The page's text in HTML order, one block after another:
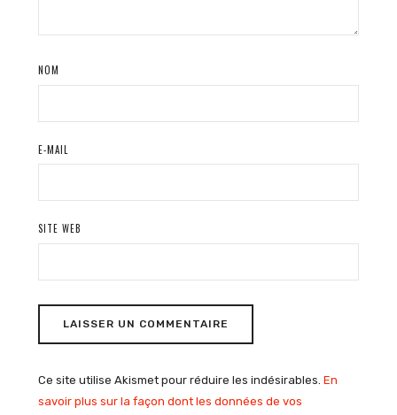
NOM
E-MAIL
SITE WEB
Ce site utilise Akismet pour réduire les indésirables. En
savoir plus sur la façon dont les données de vos